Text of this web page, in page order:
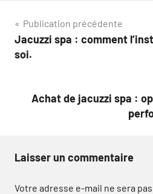
Navigation
de
Publication précédente
Jacuzzi spa : comment
soi.
Achat de jacuzzi spa :
Laisser un commentaire
Votre adresse e-mail ne sera